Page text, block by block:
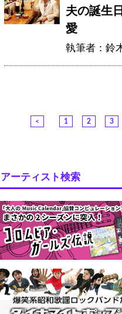
夫の誕生
愛
執筆者：鈴
< 1 2 3
アーティスト検索